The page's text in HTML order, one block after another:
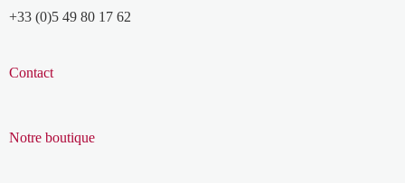
+33 (0)5 49 80 17 62
Contact
Notre boutique